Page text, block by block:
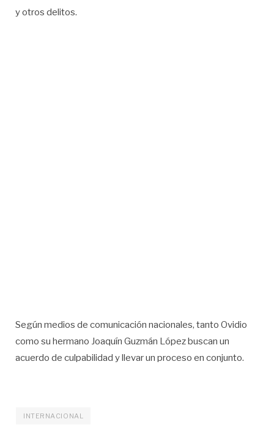
y otros delitos.
Según medios de comunicación nacionales, tanto Ovidio
como su hermano Joaquín Guzmán López buscan un
acuerdo de culpabilidad y llevar un proceso en conjunto.
INTERNACIONAL